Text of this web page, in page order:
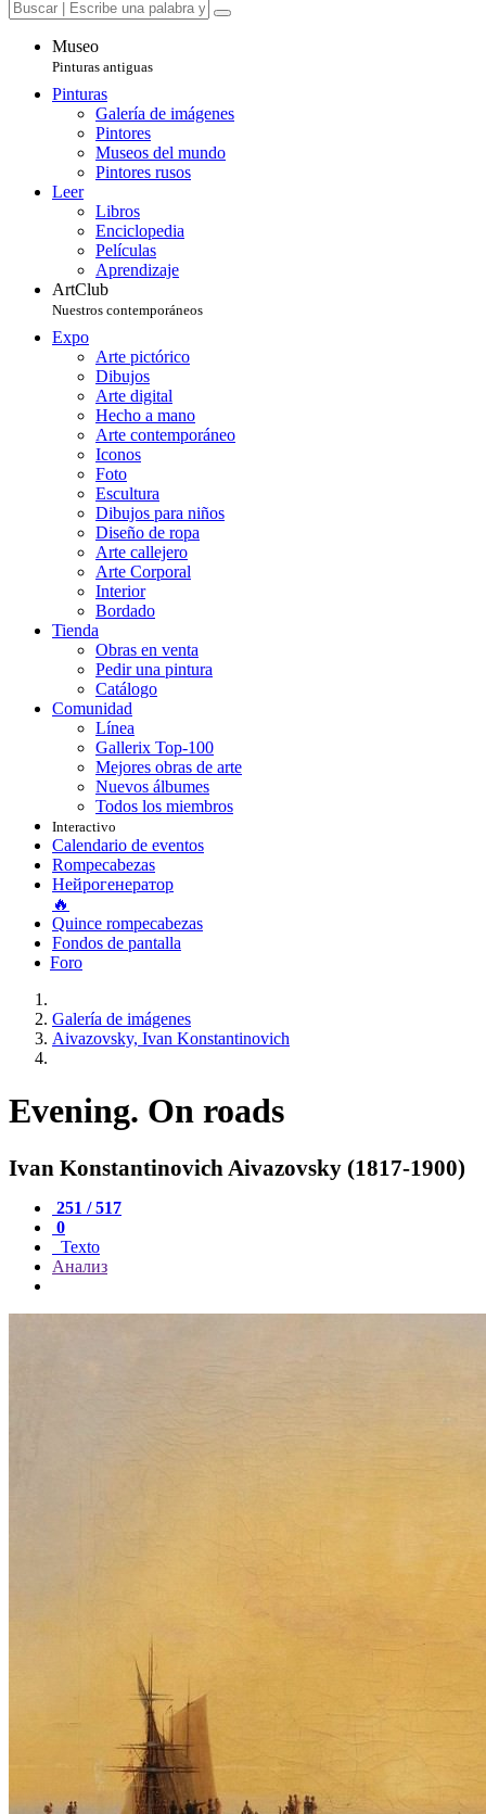
Museo
Pinturas antiguas
Pinturas
Galería de imágenes
Pintores
Museos del mundo
Pintores rusos
Leer
Libros
Enciclopedia
Películas
Aprendizaje
ArtClub
Nuestros contemporáneos
Expo
Arte pictórico
Dibujos
Arte digital
Hecho a mano
Arte contemporáneo
Iconos
Foto
Escultura
Dibujos para niños
Diseño de ropa
Arte callejero
Arte Corporal
Interior
Bordado
Tienda
Obras en venta
Pedir una pintura
Catálogo
Comunidad
Línea
Gallerix Top-100
Mejores obras de arte
Nuevos álbumes
Todos los miembros
Interactivo
Calendario de eventos
Rompecabezas
Нейрогенератор
🔥
Quince rompecabezas
Fondos de pantalla
Foro
Galería de imágenes
Aivazovsky, Ivan Konstantinovich
Evening. On roads
Ivan Konstantinovich Aivazovsky (1817-1900)
251 / 517
0
Texto
Анализ